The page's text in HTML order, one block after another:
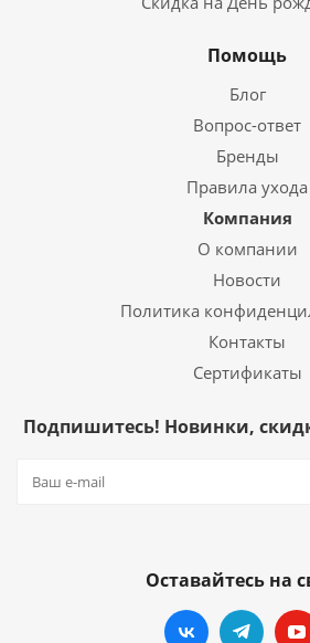
Помощь
Блог
Вопрос-ответ
Бренды
Правила ухода
Компания
О компании
Новости
Политика
Контакты
Сертификаты
Подпишитесь! Новинки,
Оставайтесь на